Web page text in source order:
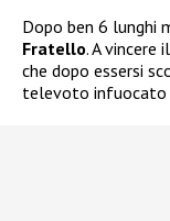
Dopo ben 6 lunghi
Fratello. A vincere il
che dopo essersi
televoto infuocato